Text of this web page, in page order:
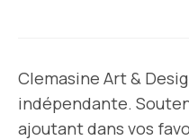
Clemasine Art &
indépendante.
ajoutant dans vos